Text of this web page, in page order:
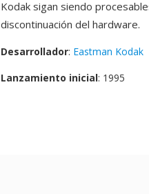
Kodak sigan siendo
discontinuación del hardware.
Desarrollador: Eastman Kodak
Lanzamiento inicial: 1995